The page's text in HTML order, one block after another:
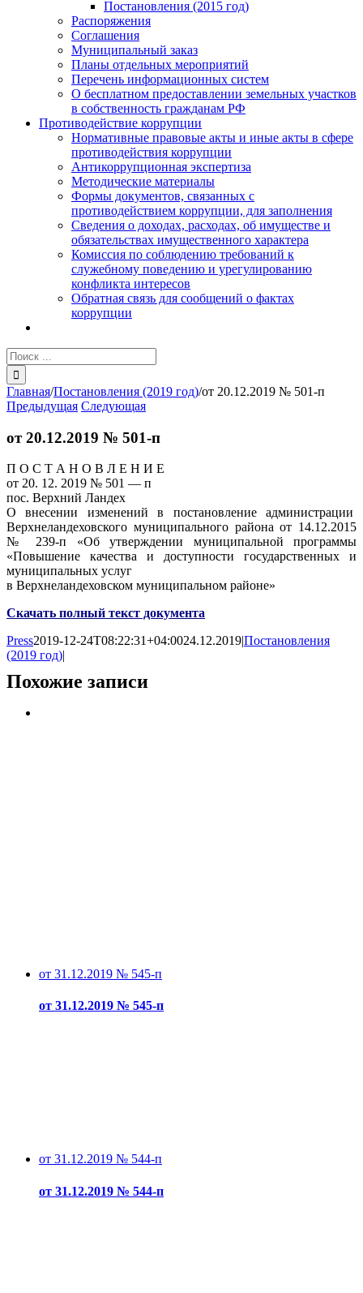
Постановления (2015 год)
Распоряжения
Соглашения
Муниципальный заказ
Планы отдельных мероприятий
Перечень информационных систем
О бесплатном предоставлении земельных участков
в собственность гражданам РФ
Противодействие коррупции
Нормативные правовые акты и иные акты в сфере
противодействия коррупции
Антикоррупционная экспертиза
Методические материалы
Формы документов, связанных с
противодействием коррупции, для заполнения
Сведения о доходах, расходах, об имуществе и
обязательствах имущественного характера
Комиссия по соблюдению требований к
служебному поведению и урегулированию
конфликта интересов
Обратная связь для сообщений о фактах
коррупции
Результат
поиска:
Главная/Постановления (2019 год)/от 20.12.2019 № 501-п
Предыдущая Следующая
от 20.12.2019 № 501-п
П О С Т А Н О В Л Е Н И Е
от 20. 12. 2019 № 501 — п
пос. Верхний Ландех
О внесении изменений в постановление администрации
Верхнеландеховского муниципального района от 14.12.2015
№ 239-п «Об утверждении муниципальной программы
«Повышение качества и доступности государственных и
муниципальных услуг
в Верхнеландеховском муниципальном районе»
Скачать полный текст документа
Press2019-12-24T08:22:31+04:0024.12.2019|Постановления
(2019 год)|
Похожие записи
от 31.12.2019 № 545-п
от 31.12.2019 № 545-п
от 31.12.2019 № 544-п
от 31.12.2019 № 544-п